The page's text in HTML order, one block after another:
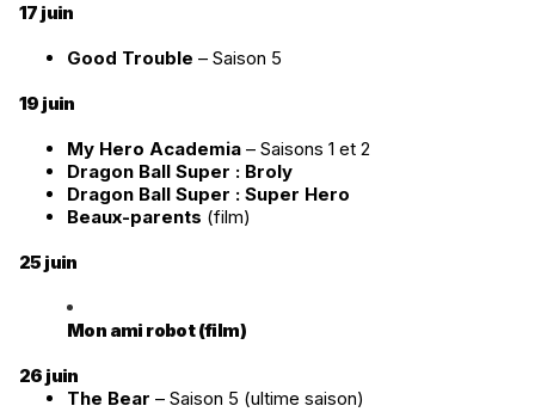
17 juin
Good Trouble – Saison 5
19 juin
My Hero Academia – Saisons 1 et 2
Dragon Ball Super : Broly
Dragon Ball Super : Super Hero
Beaux-parents (film)
25 juin
Mon ami robot (film)
26 juin
The Bear – Saison 5 (ultime saison)